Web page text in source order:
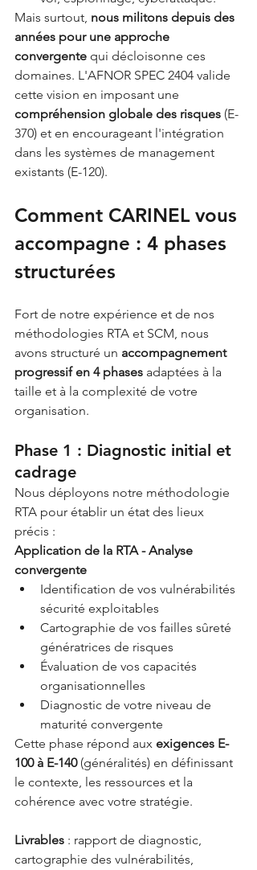
Mais surtout, nous militons depuis des
années pour une approche
convergente qui décloisonne ces
domaines. L'AFNOR SPEC 2404 valide
cette vision en imposant une
compréhension globale des risques (E-
370) et en encourageant l'intégration
dans les systèmes de management
existants (E-120).
Comment CARINEL vous
accompagne : 4 phases
structurées
Fort de notre expérience et de nos
méthodologies RTA et SCM, nous
avons structuré un accompagnement
progressif en 4 phases adaptées à la
taille et à la complexité de votre
organisation.
Phase 1 : Diagnostic initial et
cadrage
Nous déployons notre méthodologie
RTA pour établir un état des lieux
précis :
Application de la RTA - Analyse
convergente
Identification de vos vulnérabilités
sécurité exploitables
Cartographie de vos failles sûreté
génératrices de risques
Évaluation de vos capacités
organisationnelles
Diagnostic de votre niveau de
maturité convergente
Cette phase répond aux exigences E-
100 à E-140 (généralités) en définissant
le contexte, les ressources et la
cohérence avec votre stratégie.
Livrables : rapport de diagnostic,
cartographie des vulnérabilités,